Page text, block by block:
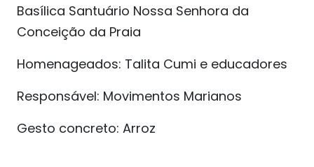
Basílica Santuário Nossa Senhora da
Conceição da Praia
Homenageados: Talita Cumi e educadores
Responsável: Movimentos Marianos
Gesto concreto: Arroz